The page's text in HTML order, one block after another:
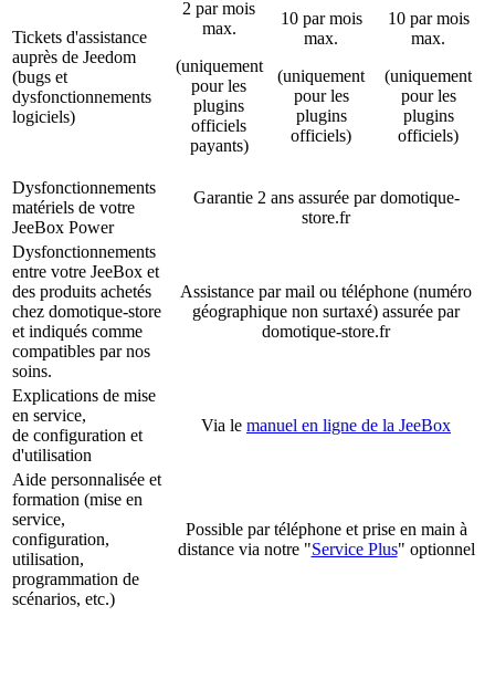
Tickets d'assistance
auprès de Jeedom
(bugs et
dysfonctionnements
logiciels)
2 par mois
max.
(uniquement
pour les
plugins
officiels
payants)
10 par mois
max.
(uniquement
pour les
plugins
officiels)
10 par mois
max.
(uniquement
pour les
plugins
officiels)
Dysfonctionnements
matériels de votre
JeeBox Power
Garantie 2 ansassurée par domotique-
store.fr
Dysfonctionnements
entre votre JeeBox et
des produits achetés
chez domotique-store
et indiqués comme
compatibles par nos
soins.
Assistance par mail ou téléphone (numéro
géographique non surtaxé) assurée par
domotique-store.fr
Explications de mise
en service,
de configuration et
d'utilisation
Via le manuel en ligne de la JeeBox
Aide personnalisée et
formation (mise en
service,
configuration,
utilisation,
programmation de
scénarios, etc.)
Possible par téléphone et prise en main à
distance via notre "Service Plus" optionnel